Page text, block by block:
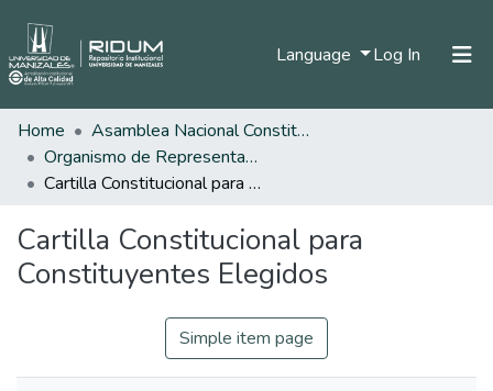
Language Log In (current)
Home
Asamblea Nacional Constituyente
Organismo de Representantes Constituyente
Cartilla Constitucional para Constituyentes Elegidos
Cartilla Constitucional para
Constituyentes Elegidos
Simple item page